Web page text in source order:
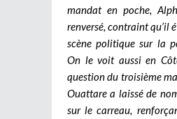
mandat en poche,
renversé, contraint qu’il
scène politique sur la
On le voit aussi en
question du troisième
Ouattare a laissé de
sur le carreau,